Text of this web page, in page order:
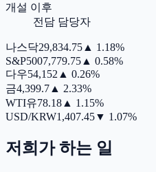
개설 이후
전담 담당자
나스닥29,834.75 ▲ 1.18%
S&P5007,779.75 ▲ 0.58%
다우54,152 ▲ 0.26%
금4,399.7 ▲ 2.33%
WTI유78.18 ▲ 1.15%
USD/KRW1,407.45▼ 1.07%
저희가 하는 일